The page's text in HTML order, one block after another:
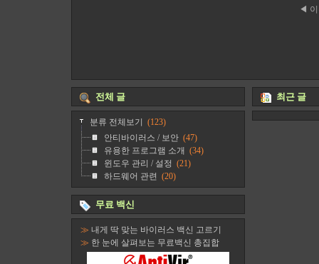
◀
전체 글
분류 전체보기
(123)
안티바이러스 / 보안 (47)
유용한 프로그램 소개 (34)
윈도우 관리 / 설정 (21)
하드웨어 관련 (20)
무료 백신
≫ 내게 딱 맞는 바이러스 백신 고르기
≫ 한 눈에 살펴보는 무료백신 총집합
최근 글